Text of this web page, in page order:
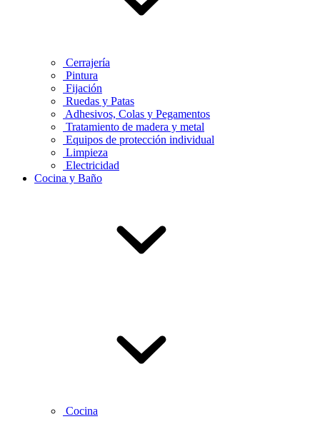
Cerrajería
Pintura
Fijación
Ruedas y Patas
Adhesivos, Colas y Pegamentos
Tratamiento de madera y metal
Equipos de protección individual
Limpieza
Electricidad
Cocina y Baño
Cocina